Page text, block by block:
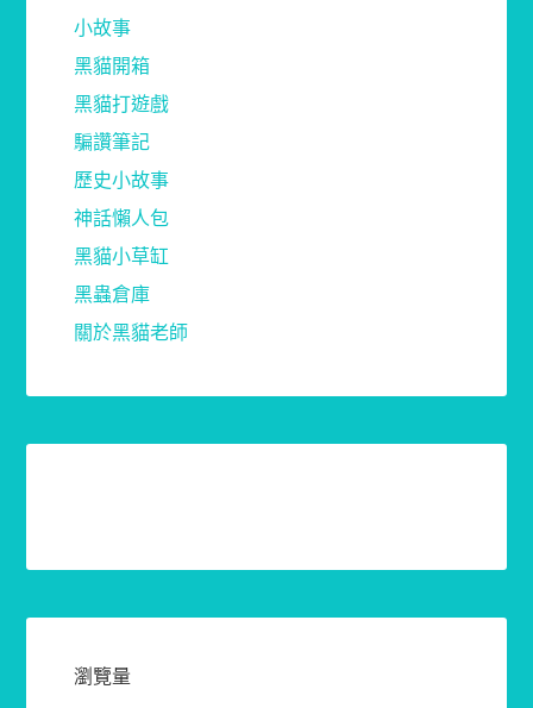
小故事
黑貓開箱
黑貓打遊戲
騙讚筆記
歷史小故事
神話懶人包
黑貓小草缸
黑蟲倉庫
關於黑貓老師
瀏覽量